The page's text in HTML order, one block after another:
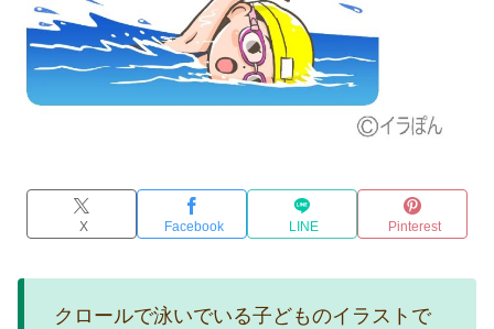
X Facebook LINE Pinterest
クロールで泳いでいる子どものイラストで